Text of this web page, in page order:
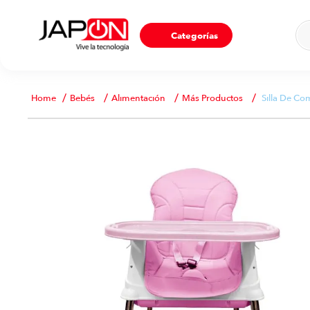
Categorías
Bebés Alimentación Más Productos Silla De